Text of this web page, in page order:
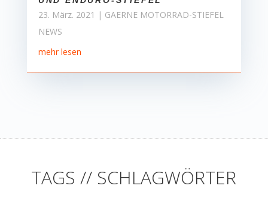
23. März. 2021 | GAERNE MOTORRAD-STIEFEL
NEWS
mehr lesen
TAGS // SCHLAGWÖRTER